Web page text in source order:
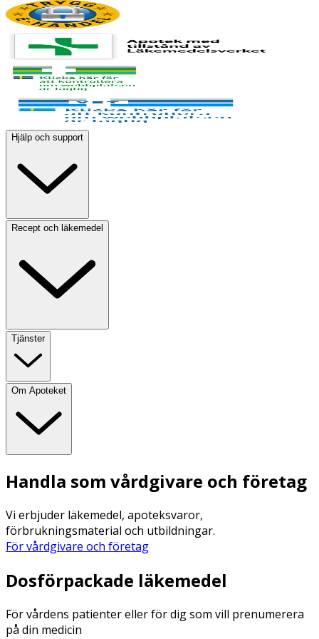
Hjälp och support
Recept och läkemedel
Tjänster
Om Apoteket
Handla som vårdgivare och företag
Vi erbjuder läkemedel, apoteksvaror,
förbrukningsmaterial och utbildningar.
För vårdgivare och företag
Dosförpackade läkemedel
För vårdens patienter eller för dig som vill prenumerera
på din medicin